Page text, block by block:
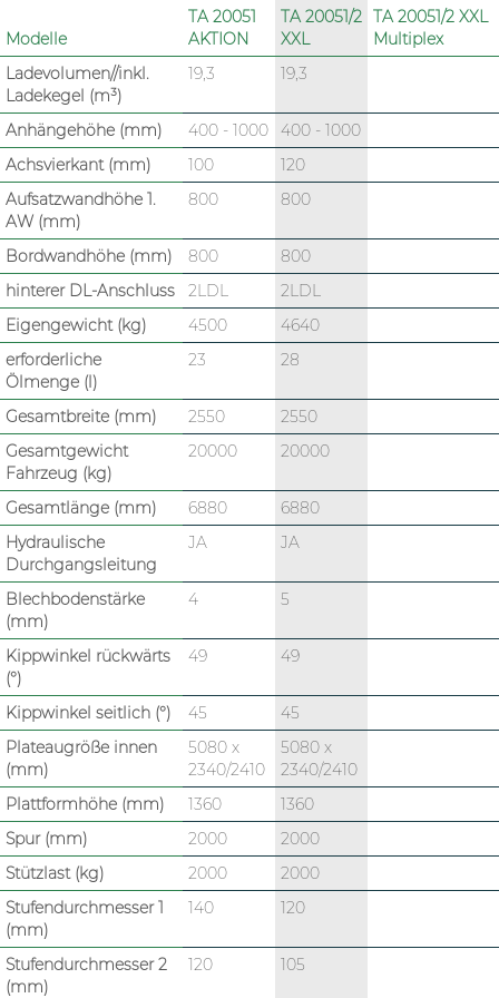
Modelle
TA 20051
AKTION
TA 20051/2
XXL
TA 20051/2 XXL
Multiplex
Ladevolumen//inkl.
Ladekegel (m³)
19,3 19,3
Anhängehöhe (mm) 400 - 1000
400 - 1000
Achsvierkant (mm)
100
120
Aufsatzwandhöhe 1.
AW (mm)
800 800
Bordwandhöhe (mm) 800
800
hinterer DL-Anschluss
2LDL
2LDL
Eigengewicht (kg)
4500
4640
erforderliche
Ölmenge (l)
23 28
Gesamtbreite (mm) 2550
2550
Gesamtgewicht
Fahrzeug (kg)
20000 20000
Gesamtlänge (mm) 6880
6880
Hydraulische
Durchgangsleitung
JA JA
Blechbodenstärke
(mm)
4 5
Kippwinkel rückwärts
(°)
49 49
Kippwinkel seitlich (°) 45
45
Plateaugröße innen
(mm)
5080 x
2340/2410
5080 x
2340/2410
Plattformhöhe (mm)
1360
1360
Spur (mm)
2000
2000
Stützlast (kg)
2000
2000
Stufendurchmesser 1
(mm)
140 120
Stufendurchmesser 2
(mm)
120 105